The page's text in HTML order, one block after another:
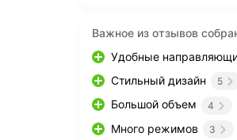
Важное из отзывов
Удобные
Стильный дизайн 5
Большой объем 4
Много режимов 3